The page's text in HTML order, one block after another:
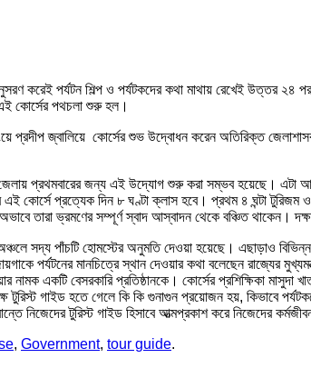
করেই পর্যটন শিল্প ও পর্যটকদের কথা মাথায় রেখেই উত্তর ২৪
এই কোর্সের পথচলা শুরু হল।
প্রদীপ জ্বালিয়ে কোর্সের শুভ উদ্বোধন করেন অতিরিক্ত
প্রথমবারের জন্য এই উদ্যোগ শুরু করা সম্ভব হয়েছে। এটা
কোর্সে প্রত্যেক দিন ৮ ঘণ্টা ক্লাস হবে। প্রথম ৪ ঘন্টা টুরিজম
তারা ভ্রমণের সম্পূর্ণ স্বাদ আস্বাদন থেকে বঞ্চিত থাকেন।
সদ্য পাঁচটি হোমস্টের অনুমতি দেওয়া হয়েছে। এছাড়াও
পর্যটনের মানচিত্রে স্থান দেওয়ার কথা বলেছেন রাজ্যের
একটি বেসরকারি প্রতিষ্ঠানকে। কোর্সের প্রশিক্ষিকা
টুরিস্ট গাইড হতে গেলে কি কি গুনাগুন প্রয়োজন হয়, কিভাবে
নিজেদের টুরিস্ট গাইড হিসাবে আত্মপ্রকাশ করে নিজেদের
, Government, tour guide.